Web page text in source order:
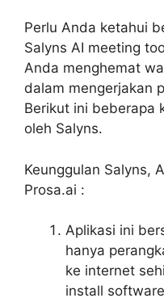
Perlu Anda ketahui
Salyns AI meeting
Anda menghemat
dalam mengerjakan
Berikut ini beberapa
oleh Salyns.
Keunggulan Salyns,
Prosa.ai :
Aplikasi ini
hanya
ke internet
install